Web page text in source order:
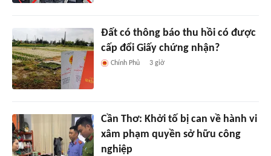
Đất có thông báo thu hồi có được
cấp đổi Giấy chứng nhận?
Chính Phủ 3 giờ
Cần Thơ: Khởi tố bị can về hành vi
xâm phạm quyền sở hữu công
nghiệp